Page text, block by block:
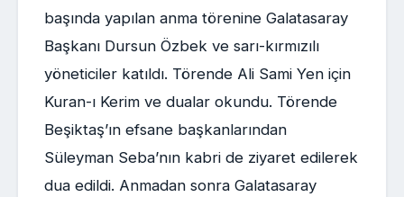
başında yapılan anma törenine Galatasaray
Başkanı Dursun Özbek ve sarı-kırmızılı
yöneticiler katıldı. Törende Ali Sami Yen için
Kuran-ı Kerim ve dualar okundu. Törende
Beşiktaş’ın efsane başkanlarından
Süleyman Seba’nın kabri de ziyaret edilerek
dua edildi. Anmadan sonra Galatasaray